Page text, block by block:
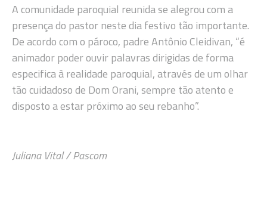
A comunidade paroquial reunida se alegrou com a
presença do pastor neste dia festivo tão importante.
De acordo com o pároco, padre Antônio Cleidivan, “é
animador poder ouvir palavras dirigidas de forma
especifica à realidade paroquial, através de um olhar
tão cuidadoso de Dom Orani, sempre tão atento e
disposto a estar próximo ao seu rebanho”.
Juliana Vital / Pascom